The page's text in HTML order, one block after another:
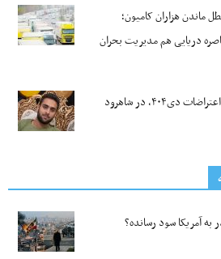
ماندن هزاران کامیون؛
دریایی هم مدیریت بحران
آروین خیرخواه، از بازداشت‌شدگان اعتراضات دی۴۰۴، در شاهرود
آمریکا سود رسانده؟